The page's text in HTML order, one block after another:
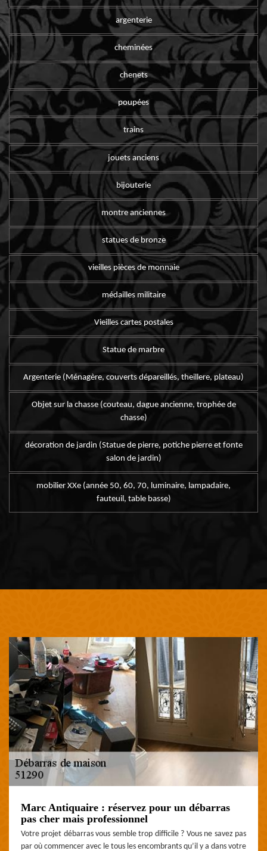
argenterie
cheminées
chenets
poupées
trains
jouets anciens
bijouterie
montre anciennes
statues de bronze
vieilles pièces de monnaie
médailles militaire
Vieilles cartes postales
Statue de marbre
Argenterie (Ménagère, couverts dépareillés, theillere, plateau)
Objet sur la chasse (couteau, dague ancienne, trophée de
chasse)
décoration de jardin (Statue de pierre, potiche pierre et fonte
salon de jardin)
mobilier XXe (année 50, 60, 70, luminaire, lampadaire,
fauteuil, table basse)
Marc Antiquaire : réservez pour un débarras
pas cher mais professionnel
Votre projet débarras vous semble trop difficile ? Vous ne savez pas
par où commencer avec le tous les encombrants qu’il y a dans votre